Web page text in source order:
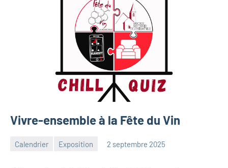
Vivre-ensemble à la Fête du Vin
Calendrier Exposition 2 septembre 2025